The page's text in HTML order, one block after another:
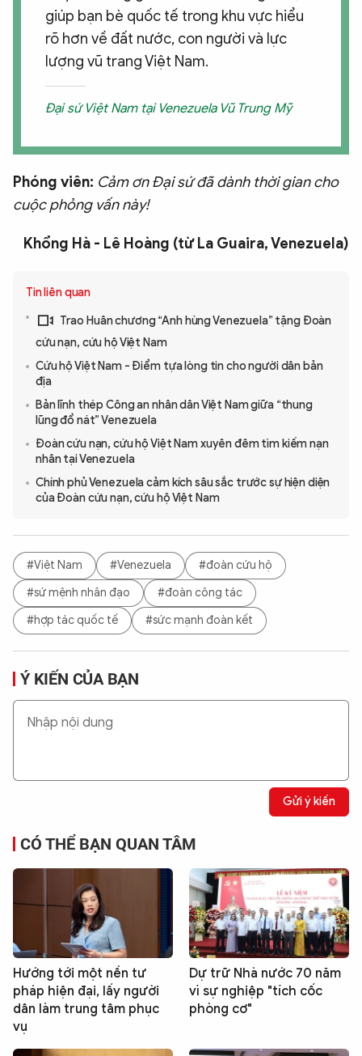
giúp bạn bè quốc tế trong khu vực hiểu
rõ hơn về đất nước, con người và lực
lượng vũ trang Việt Nam.
Đại sứ Việt Nam tại Venezuela Vũ Trung Mỹ
Phóng viên: Cảm ơn Đại sứ đã dành thời gian cho
cuộc phỏng vấn này!
Khổng Hà - Lê Hoàng (từ La Guaira, Venezuela)
Tin liên quan
Trao Huân chương “Anh hùng Venezuela” tặng Đoàn
cứu nạn, cứu hộ Việt Nam
Cứu hộ Việt Nam - Điểm tựa lòng tin cho người dân bản
địa
Bản lĩnh thép Công an nhân dân Việt Nam giữa “thung
lũng đổ nát” Venezuela
Đoàn cứu nạn, cứu hộ Việt Nam xuyên đêm tìm kiếm nạn
nhân tại Venezuela
Chính phủ Venezuela cảm kích sâu sắc trước sự hiện diện
của Đoàn cứu nạn, cứu hộ Việt Nam
#Việt Nam #Venezuela
#đoàn cứu hộ
#sứ mệnh nhân đạo
#đoàn công tác
#hợp tác quốc tế
#sức mạnh đoàn kết
Ý KIẾN CỦA BẠN
Gửi ý kiến
CÓ THỂ BẠN QUAN TÂM
Hướng tới một nền tư
pháp hiện đại, lấy người
dân làm trung tâm phục
vụ
Dự trữ Nhà nước 70 năm
vì sự nghiệp "tích cốc
phòng cơ"